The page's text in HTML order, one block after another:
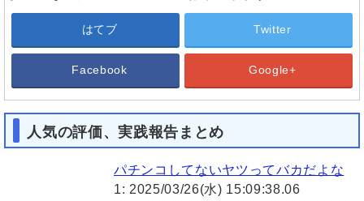
はてブ Twitter
Facebook Google+
人気の評価、実践報告まとめ
パチンコしてないヤツってバカだよな
1: 2025/03/26(水) 15:09:38.06